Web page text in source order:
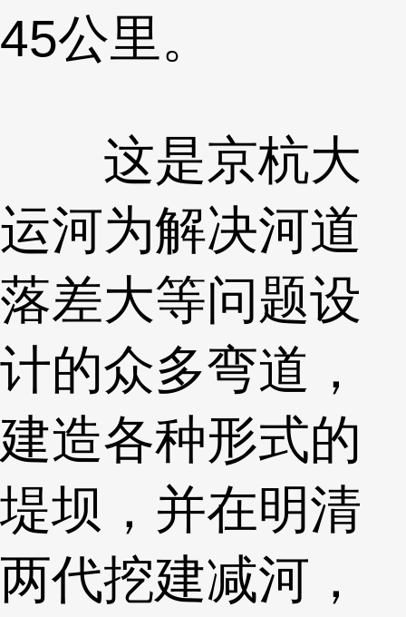
45公里。
这是京杭大
运河为解决河道
落差大等问题设
计的众多弯道，
建造各种形式的
堤坝，并在明清
两代挖建减河，